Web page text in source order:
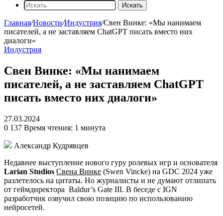
Искать
Главная/Новости/Индустрия/Свен Винке: «Мы нанимаем
писателей, а не заставляем ChatGPT писать вместо них
диалоги»
Индустрия
Свен Винке: «Мы нанимаем
писателей, а не заставляем ChatGPT
писать вместо них диалоги»
27.03.2024
0 137 Время чтения: 1 минута
Александр Кудрявцев
Недавнее выступление нового гуру ролевых игр и основателя
Larian Studios Свена Винке (Swen Vincke) на GDC 2024 уже
разлетелось на цитаты. Но журналисты и не думают отлипать
от геймдиректора Baldur’s Gate III. В беседе с IGN
разработчик озвучил свою позицию по использованию
нейросетей.